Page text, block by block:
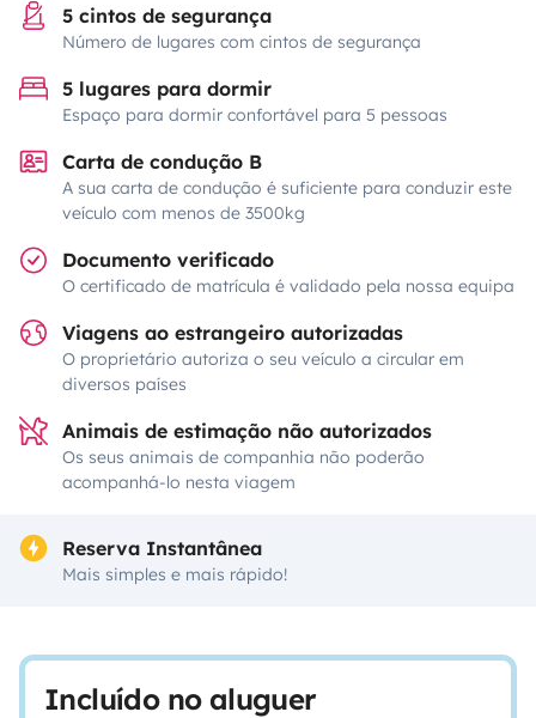
5 cintos de segurança
Número de lugares com cintos de segurança
5 lugares para dormir
Espaço para dormir confortável para 5 pessoas
Carta de condução B
A sua carta de condução é suficiente para conduzir este
veículo com menos de 3500kg
Documento verificado
O certificado de matrícula é validado pela nossa equipa
Viagens ao estrangeiro autorizadas
O proprietário autoriza o seu veículo a circular em
diversos países
Animais de estimação não autorizados
Os seus animais de companhia não poderão
acompanhá-lo nesta viagem
Reserva Instantânea
Mais simples e mais rápido!
Incluído no aluguer